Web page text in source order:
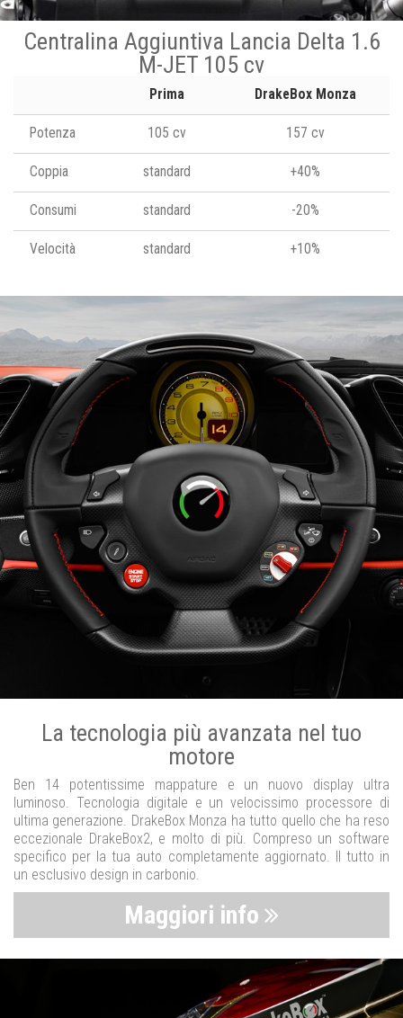
Centralina Aggiuntiva Lancia Delta 1.6
M-JET 105 cv
Prima DrakeBox Monza
Potenza 105 cv 157 cv
Coppia standard +40%
Consumi standard -20%
Velocità standard +10%
La tecnologia più avanzata nel tuo
motore
Ben 14 potentissime mappature e un nuovo display ultra
luminoso. Tecnologia digitale e un velocissimo processore di
ultima generazione. DrakeBox Monza ha tutto quello che ha reso
eccezionale DrakeBox2, e molto di più. Compreso un software
specifico per la tua auto completamente aggiornato. Il tutto in
un esclusivo design in carbonio.
Maggiori info